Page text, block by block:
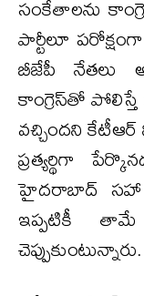
సంకేతాలను
పార్టీలూ
బీజేపీ నేతలు
కాంగ్రెస్‌తో
వచ్చిందని కేటీఆర్
ప్రత్యర్థిగా
హైదరాబాద్ సహా
ఇప్పటికీ
చెప్పుకుంటున్నారు.